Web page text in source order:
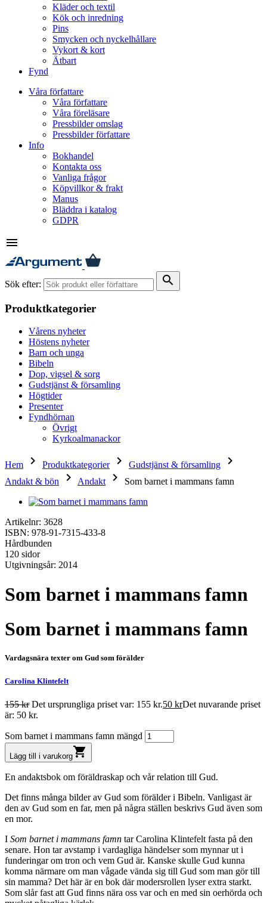
Kläder och textil
Kök och inredning
Pins
Smycken och nyckelhållare
Vykort & kort
Ätbart
Fynd
Våra författare
Våra författare
Våra föreläsare
Pressbilder omslag
Pressbilder författare
Info
Bokhandel
Kontakta oss
Vanliga frågor
Köpvillkor & frakt
Manus
Bläddra i katalog
GDPR
menu
Sök efter: search
Produktkategorier
Vårens nyheter
Höstens nyheter
Barn och unga
Bibeln
Dop, vigsel & sorg
Gudstjänst & församling
Högtider
Presenter
Fyndhörnan
Övrigt
Kyrkoalmanackor
Hem keyboard_arrow_right Produktkategorier keyboard_arrow_right Gudstjänst & församling keyboard_arrow_right
Andakt & bön keyboard_arrow_right Andakt keyboard_arrow_right Som barnet i mammans famn
Artikelnr: 3628
ISBN: 978-91-7315-433-8
Hårdbunden
120 sidor
Utgivningsår: 2014
Som barnet i mammans famn
Som barnet i mammans famn
Vardagsnära texter om Gud som förälder
Carolina Klintefelt
155kr Det ursprungliga priset var: 155 kr.50 krDet nuvarande priset
är: 50 kr.
Som barnet i mammans famn mängd
Lägg till i varukorgshopping_cart
En andaktsbok om föräldraskap och vår relation till Gud.
Det finns många bilder av Gud som förälder i Bibeln. Vanligast är
den av Gud som en far, men på några ställen beskrivs Gud även som
en mor.
I Som barnet i mammans famn tar Carolina Klintefelt fasta på den
senare. Hon tar avstamp i vardagliga händelser som mynnar ut i
funderingar om tron och vem Gud är. Kanske skulle Gud kunna
komma närmare om man vågade vända sig till Gud som man gör till
sin mamma? Det här är en bok där modersrollen lyser extra starkt.
Som slår fast att Gud finns nära oss var och en med sin oerhörda och